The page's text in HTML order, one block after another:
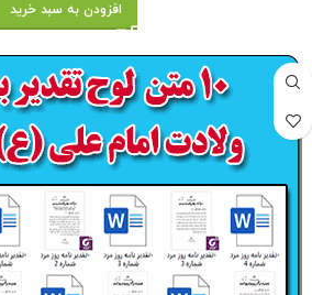
افزودن به سبد خرید